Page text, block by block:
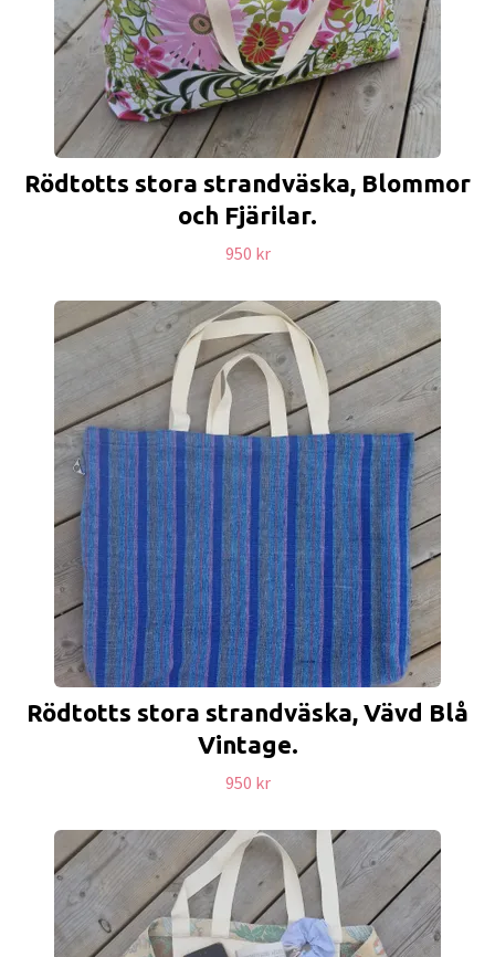
Rödtotts stora strandväska, Blommor
och Fjärilar.
950 kr
Rödtotts stora strandväska, Vävd Blå
Vintage.
950 kr